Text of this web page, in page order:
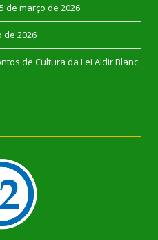
de março de 2026
de 2026
de Cultura da Lei Aldir Blanc